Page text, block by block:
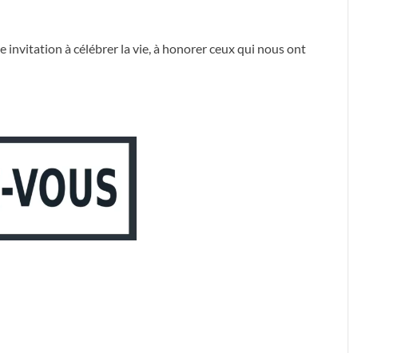
invitation à célébrer la vie, à honorer ceux qui nous ont